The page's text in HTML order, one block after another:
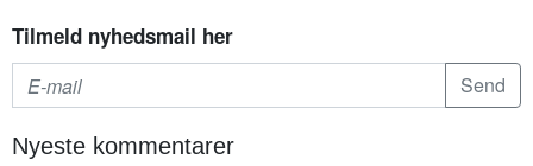
Tilmeld nyhedsmail her
Nyeste kommentarer